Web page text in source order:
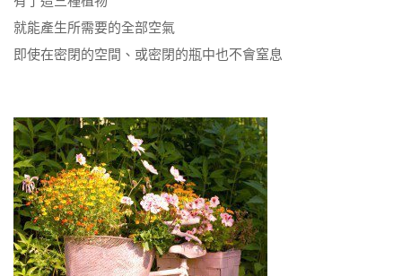
就能產生所需要的全部空氣
即使在密閉的空間、或密閉的瓶中也不會窒息